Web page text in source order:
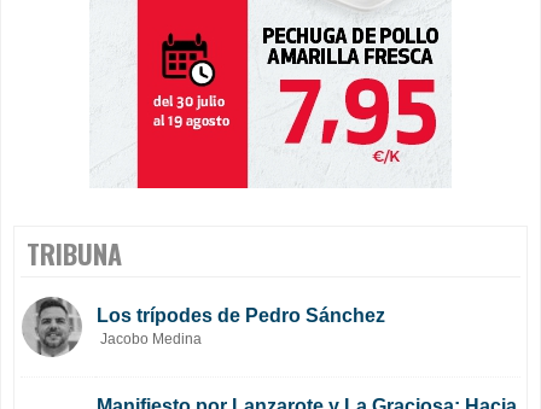
TRIBUNA
Los trípodes de Pedro Sánchez
Jacobo Medina